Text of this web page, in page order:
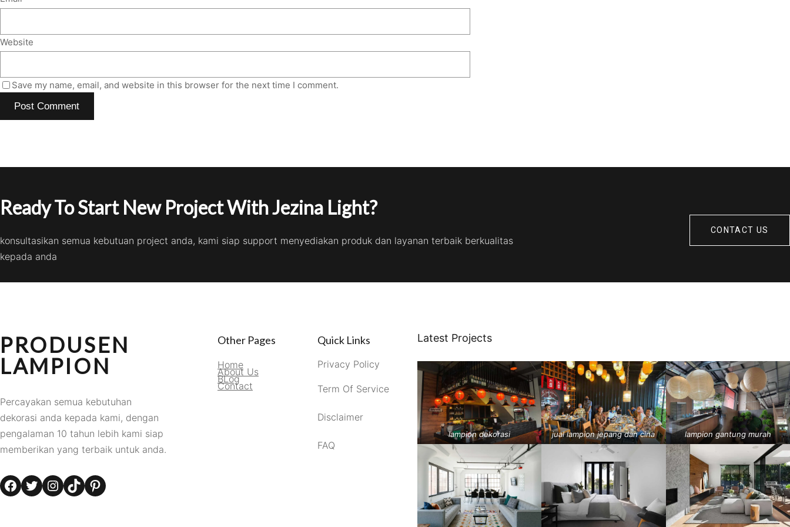
Website
Save my name, email, and website in this browser for the next time I comment.
Ready To Start New Project With Jezina Light?
konsultasikan semua kebutuan project anda, kami siap support menyediakan produk dan layanan terbaik berkualitas
kepada anda
CONTACT US
PRODUSEN
LAMPION
Percayakan semua kebutuhan
dekorasi anda kepada kami, dengan
pengalaman 10 tahun lebih kami siap
memberikan yang terbaik untuk anda.
Facebook Twitter Instagram TikTok Pinterest
Other Pages
Home
About Us
BLog
Contact
Quick Links
Privacy Policy
Term Of Service
Disclaimer
FAQ
Latest Projects
lampion dekorasi jual lampion jepang dan cina lampion gantung murah